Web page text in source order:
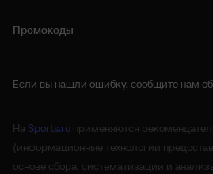
Промокоды
Если вы нашли ошибку, сообщите нам
На Sports.ru применяются
(информационные технологии
основе сбора, систематизации и